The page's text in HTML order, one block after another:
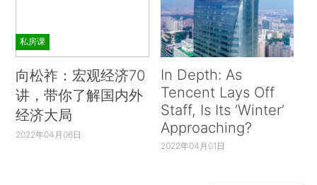
私房课
向松祚：宏观经济70
讲，带你了解国内外
经济大局
2022年04月06日
In Depth: As
Tencent Lays Off
Staff, Is Its ‘Winter’
Approaching?
2022年04月01日